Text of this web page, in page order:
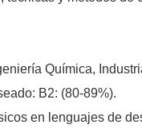
Química,
B2: (80-89%).
en lenguajes de